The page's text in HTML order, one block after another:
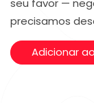
seu favor —
precisamos
Adicionar